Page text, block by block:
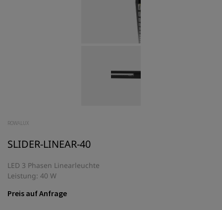
ROWALUX
SLIDER-LINEAR-40
LED 3 Phasen Linearleuchte
Leistung: 40 W
Preis auf Anfrage